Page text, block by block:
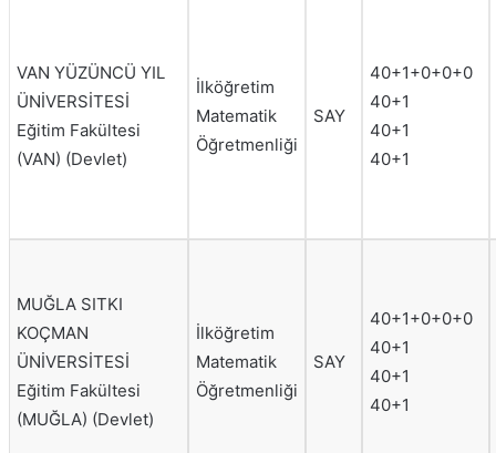
VAN YÜZÜNCÜ YIL
ÜNİVERSİTESİ
Eğitim Fakültesi
(VAN) (Devlet)
İlköğretim
Matematik
Öğretmenliği
SAY
40+1+0+0+0
40+1
40+1
40+1
MUĞLA SITKI
KOÇMAN
ÜNİVERSİTESİ
Eğitim Fakültesi
(MUĞLA) (Devlet)
İlköğretim
Matematik
Öğretmenliği
SAY
40+1+0+0+0
40+1
40+1
40+1